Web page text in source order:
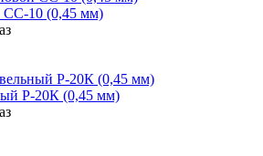
СС-10 (0,45 мм)
Р-20К (0,45 мм)